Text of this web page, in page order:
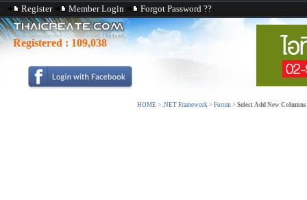
Register Member Login Forgot Password ??
Registered : 109,038
HOME > .NET Framework > Forum > Select Add New Columns